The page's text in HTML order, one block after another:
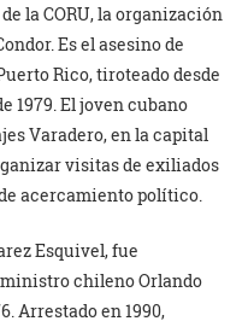
la CORU, la organización
Es el asesino de
Rico, tiroteado desde
1979. El joven cubano
Varadero, en la capital
visitas de exiliados
acercamiento político.
Esquivel, fue
chileno Orlando
Arrestado en 1990,